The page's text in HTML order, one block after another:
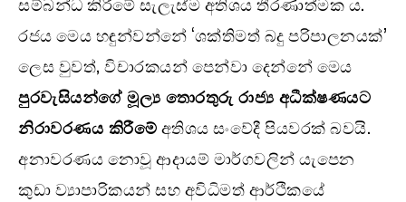
රජය මෙය හඳුන්වන්නේ ‘ශක්තිමත් බදු පරිපාලනයක්’
ලෙස වුවත්, විචාරකයන් පෙන්වා දෙන්නේ මෙය
පුරවැසියන්ගේ මූල්‍ය තොරතුරු රාජ්‍ය අධීක්ෂණයට
නිරාවරණය කිරීමේඅතිශය සංවේදී පියවරක් බවයි.
අනාවරණය නොවූ ආදායම් මාර්ගවලින් යැපෙන
කුඩා ව්‍යාපාරිකයන් සහ අවිධිමත් ආර්ථිකයේ